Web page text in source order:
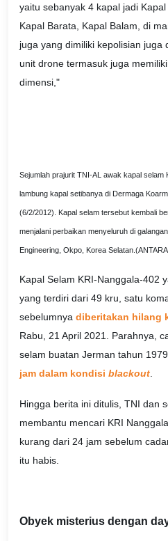
yaitu sebanyak 4 kapal jadi
Kapal Barata, Kapal Balam, di
juga yang dimiliki kepolisian juga
unit drone termasuk juga
dimensi,"
Sejumlah prajurit TNI-AL awak kapal selam
lambung kapal setibanya di Dermaga
(6/2/2012). Kapal selam tersebut kembali
menjalani perbaikan menyeluruh di
Engineering, Okpo, Korea
Kapal Selam KRI-Nanggala-402
yang terdiri dari 49 kru, satu
sebelumnya diberitakan hilang
Rabu, 21 April 2021. Parahnya,
selam buatan Jerman tahun
jam dalam kondisi blackout.
Hingga berita ini ditulis, TNI dan
membantu mencari KRI
kurang dari 24 jam sebelum
itu habis.
Obyek misterius dengan